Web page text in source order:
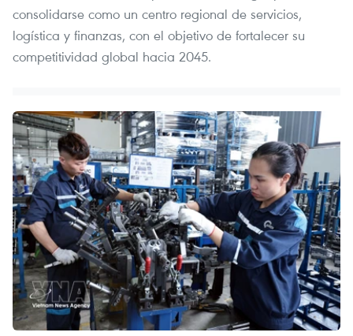
consolidarse como un centro regional de servicios,
logística y finanzas, con el objetivo de fortalecer su
competitividad global hacia 2045.